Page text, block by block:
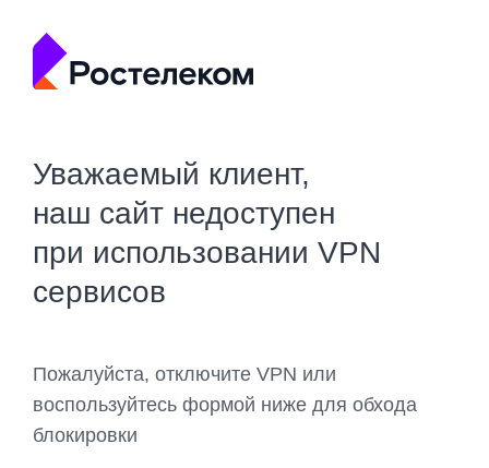
Уважаемый клиент,
наш сайт недоступен
при использовании VPN
сервисов
Пожалуйста, отключите VPN или
воспользуйтесь формой ниже для обхода
блокировки